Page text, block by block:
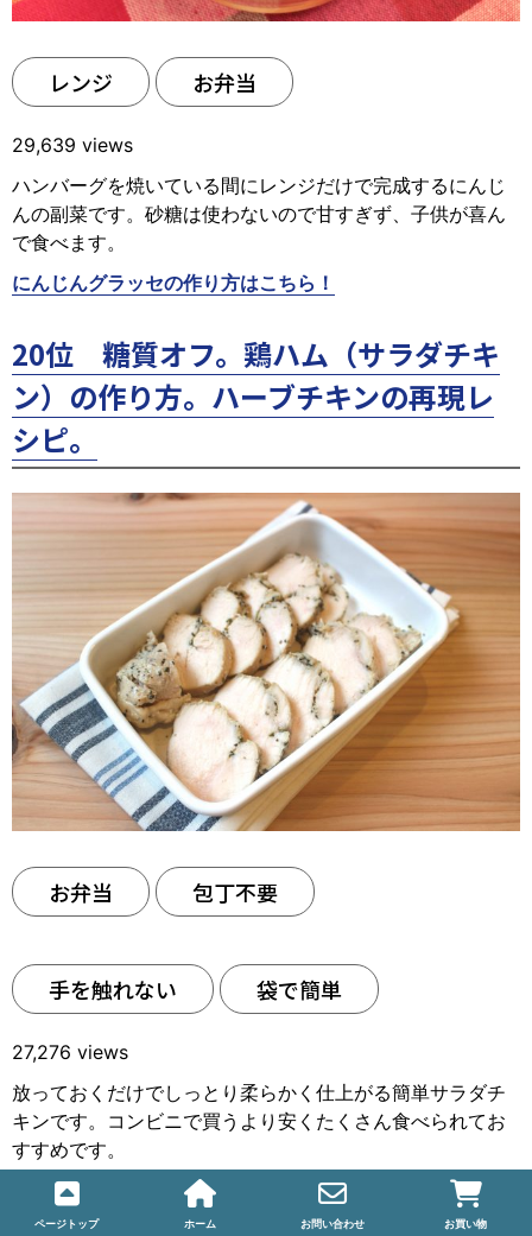
レンジ お弁当
29,639 views
ハンバーグを焼いている間にレンジだけで完成するにんじ
んの副菜です。砂糖は使わないので甘すぎず、子供が喜ん
で食べます。
にんじんグラッセの作り方はこちら！
20位 糖質オフ。鶏ハム（サラダチキ
ン）の作り方。ハーブチキンの再現レ
シピ。
お弁当 包丁不要
手を触れない 袋で簡単
27,276 views
放っておくだけでしっとり柔らかく仕上がる簡単サラダチ
キンです。コンビニで買うより安くたくさん食べられてお
すすめです。
サラダチキンの作り方はこちら！